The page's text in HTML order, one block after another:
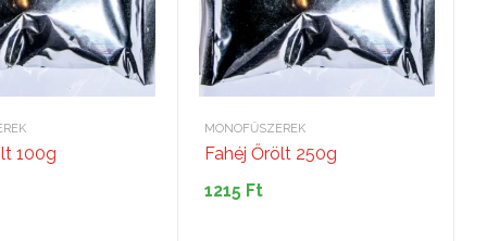
100g
MONOFŰSZEREK
Fahéj Őrölt 250g
1215 Ft